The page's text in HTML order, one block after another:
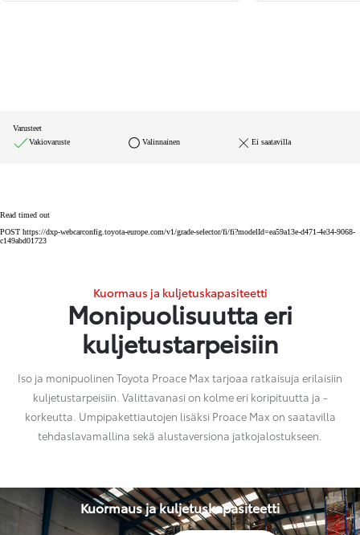
Varusteet
Vakiovaruste
Valinnainen Ei saatavilla
Read timed out
POST https://dxp-webcarconfig.toyota-europe.com/v1/grade-selector/fi/fi?modelId=ea59a13e-d471-4e34-9068-
c149abd01723
Kuormaus ja kuljetuskapasiteetti
Monipuolisuutta eri
kuljetustarpeisiin
Iso ja monipuolinen Toyota Proace Max tarjoaa ratkaisuja erilaisiin
kuljetustarpeisiin. Valittavanasi on kolme eri koripituutta ja -
korkeutta. Umpipakettiautojen lisäksi Proace Max on saatavilla
tehdaslavamallina sekä alustaversiona jatkojalostukseen.
Kuormaus ja kuljetuskapasiteetti